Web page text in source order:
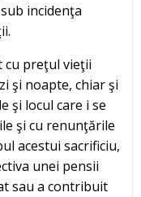
incidenţa
cu preţul vieţii
şi noapte, chiar şi
şi locul care i se
şi cu renunţările
acestui sacrificiu,
unei pensii
sau a contribuit